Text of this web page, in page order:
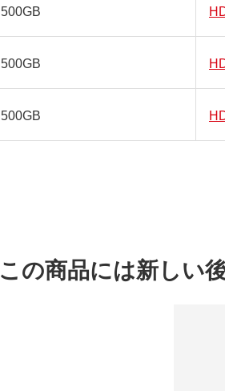
500GB
500GB
500GB
この商品には新しい